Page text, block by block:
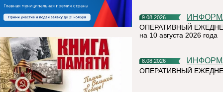
9.08.2026
ОПЕРАТИВНЫЙ
на 10 августа 2026 года
8.08.2026
ОПЕРАТИВНЫЙ